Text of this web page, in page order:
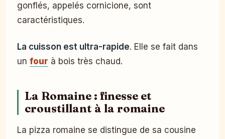
gonflés, appelés cornicione, sont
caractéristiques.
La cuisson est ultra-rapide. Elle se fait dans
un four à bois très chaud.
La Romaine : finesse et
croustillant à la romaine
La pizza romaine se distingue de sa cousine